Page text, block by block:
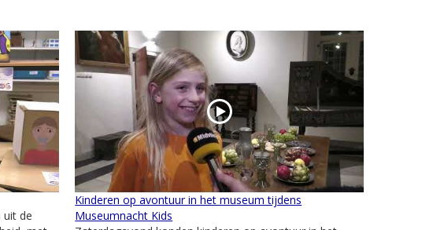
uit de
Kinderen op avontuur in het museum tijdens
Museumnacht Kids